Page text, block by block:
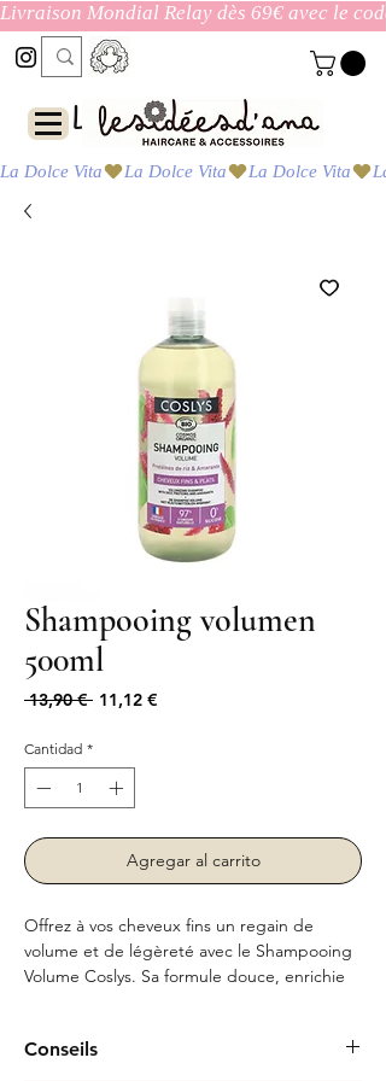
Livraison Mondial Relay dès 69€ avec le
Las ideas de Ana
La Dolce Vita
Shampooing volumen
500ml
13,90 € Precio
11,12 €
Cantidad *
Agregar al carrito
Offrez à vos cheveux fins un regain de
volume et de légèreté avec le Shampooing
Volume Coslys. Sa formule douce, enrichie
redonne corps et vitalité aux cheveux, tout
Conseils